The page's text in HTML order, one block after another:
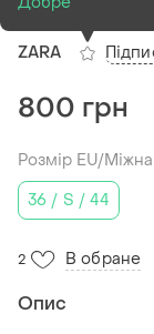
Рубашка
ZARA
800 грн
Розмір EU/
36 / S / 44
2 В обране
Опис